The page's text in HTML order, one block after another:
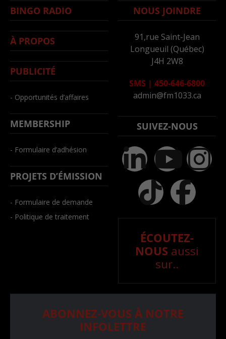
BINGO RADIO
À PROPOS
PUBLICITÉ
- Opportunités d’affaires
MEMBERSHIP
- Formulaire d’adhésion
PROJETS D’ÉMISSION
- Formulaire de demande
- Politique de traitement
NOUS JOINDRE
91,rue Saint-Jean
Longueuil (Québec)
J4H 2W8
SMS | 450-646-6800
admin@fm1033.ca
SUIVEZ-NOUS
ÉCOUTEZ-
NOUS aussi
sur..
ABONNEZ-VOUS À NOTRE
INFOLETTRE